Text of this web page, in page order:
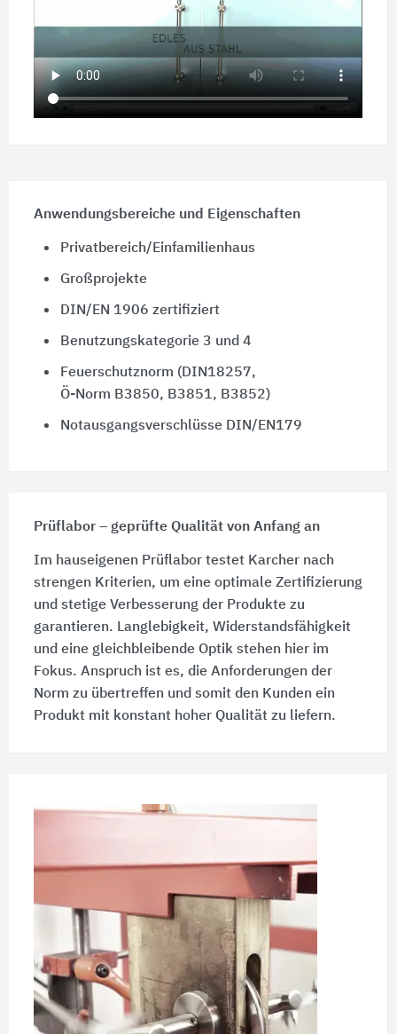
Anwendungsbereiche und Eigenschaften
Privatbereich/Einfamilienhaus
Großprojekte
DIN/EN 1906 zertifiziert
Benutzungskategorie 3 und 4
Feuerschutznorm (DIN18257,
Ö-Norm B3850, B3851, B3852)
Notausgangsverschlüsse DIN/EN179
Prüflabor – geprüfte Qualität von Anfang an
Im hauseigenen Prüflabor testet Karcher nach
strengen Kriterien, um eine optimale Zertifizierung
und stetige Verbesserung der Produkte zu
garantieren. Langlebigkeit, Widerstandsfähigkeit
und eine gleichbleibende Optik stehen hier im
Fokus. Anspruch ist es, die Anforderungen der
Norm zu übertreffen und somit den Kunden ein
Produkt mit konstant hoher Qualität zu liefern.